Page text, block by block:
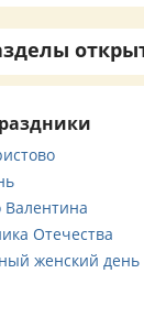
Валентина
Отечества
женский день